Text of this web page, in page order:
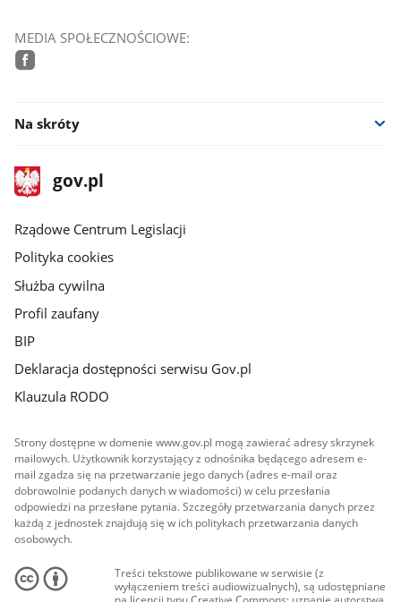
MEDIA SPOŁECZNOŚCIOWE:
Na skróty
stopka
gov.plStrona
gov.pl
Rządowe Centrum Legislacji
Polityka cookies
Służba cywilna
Profil zaufany
BIP
Deklaracja dostępności serwisu Gov.pl
Klauzula RODO
Strony dostępne w domenie www.gov.pl mogą zawierać adresy skrzynek
mailowych. Użytkownik korzystający z odnośnika będącego adresem e-
mail zgadza się na przetwarzanie jego danych (adres e-mail oraz
dobrowolnie podanych danych w wiadomości) w celu przesłania
odpowiedzi na przesłane pytania. Szczegóły przetwarzania danych przez
każdą z jednostek znajdują się w ich politykach przetwarzania danych
osobowych.
Treści tekstowe publikowane w serwisie (z
wyłączeniem treści audiowizualnych), są udostępniane